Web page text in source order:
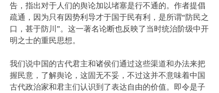
告，指出对于人们的舆论加以堵塞是行不通的。作者提倡
疏通，因为只有因势利导才于国于民有利，是所谓“防民之
口，甚于防川”。这一著名论断也反映了当时统治阶级中开
明之士的重民思想。
我们说中国的古代君主和诸侯们通过这些渠道和办法来把
握民意，了解舆论，这固无不妥，不过这并不意味着中国
古代政治家和君主们认识到了表达自由的价值。即令是子